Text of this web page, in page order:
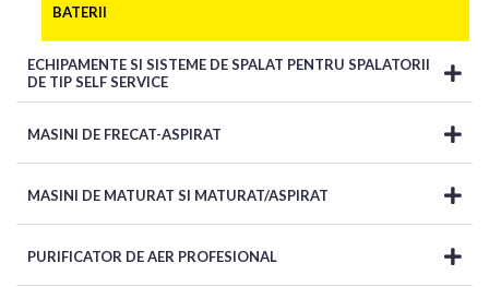
BATERII
ECHIPAMENTE SI SISTEME DE SPALAT PENTRU SPALATORII
DE TIP SELF SERVICE
MASINI DE FRECAT-ASPIRAT
MASINI DE MATURAT SI MATURAT/ASPIRAT
PURIFICATOR DE AER PROFESIONAL